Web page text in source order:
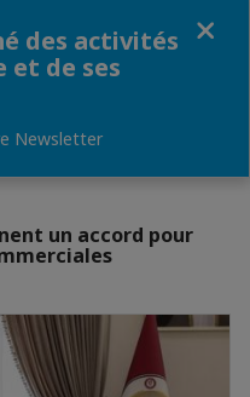
un accord pour
des activités
et de ses
Newsletter